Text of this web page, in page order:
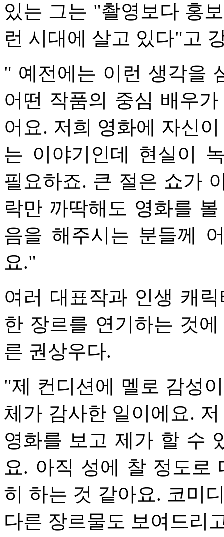
있는 그는 "촬영보다 홍
런 시대에 살고 있다"고
" 예전에는 이런 생각을
어떤 작품의 중심 배우
어요. 저희 영화에 자신
는 이야기인데 현실이
필요하죠. 큰 절은 쇼가
락만 까딱해도 영화를
음을 해주시는 분들께
요."
여러 대표작과 인생 캐
한 장르를 연기하는 것
른 권상우다.
"제 컨디션에 멜로 감성
체가 감사한 일이에요.
영화를 보고 제가 할 수
요. 아직 성에 찰 정도로
히 하는 것 같아요. 코미
다른 장르물도 보여드리